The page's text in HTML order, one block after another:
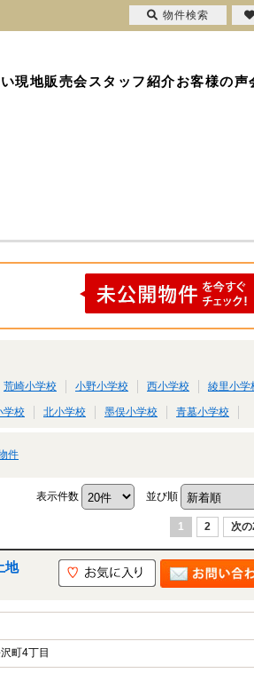
現地販売会スタッフ紹介お客様の声
荒崎小学校 小野小学校 西小学校 綾里小学
学校 北小学校 墨俣小学校 青墓小学校
件
表示件数 並び順
1 2 次
地
町4丁目
物件検索